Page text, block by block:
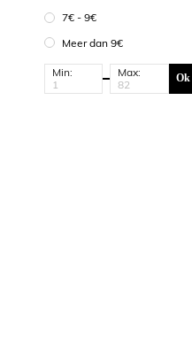
7€ - 9€
Meer dan 9€
Min: Max: Ok